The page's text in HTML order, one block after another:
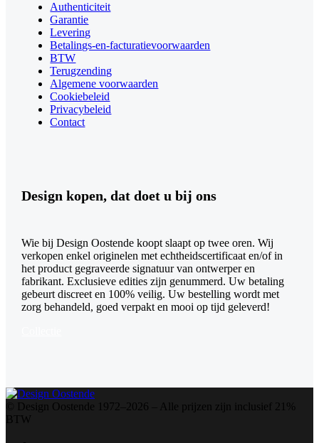
Authenticiteit
Garantie
Levering
Betalings-en-facturatievoorwaarden
BTW
Terugzending
Algemene voorwaarden
Cookiebeleid
Privacybeleid
Contact
Design kopen, dat doet u bij ons
Wie bij Design Oostende koopt slaapt op twee oren. Wij
verkopen enkel originelen met echtheidscertificaat en/of in
het product gegraveerde signatuur van ontwerper en
fabrikant. Exclusieve edities zijn genummerd. Uw betaling
gebeurt discreet en 100% veilig. Uw bestelling wordt met
zorg behandeld, goed verpakt en mooi op tijd geleverd!
© Design Oostende 1972–2026 – Alle prijzen zijn inclusief 21%
BTW